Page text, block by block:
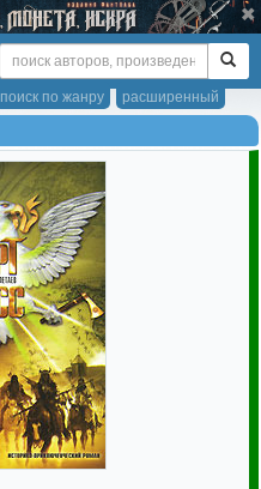
расширенный
поиск по жанру